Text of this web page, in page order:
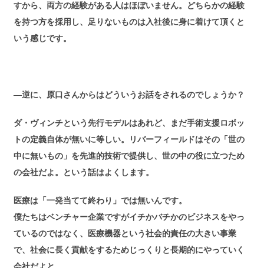
すから、両方の経験がある人はほぼいません。どちらかの経験
を持つ方を採用し、足りないものは入社後に身に着けて頂くと
いう感じです。
―逆に、原口さんからはどういうお話をされるのでしょうか？
ダ・ヴィンチという先行モデルはあれど、まだ手術支援ロボッ
トの定義自体が無いに等しい。リバーフィールドはその「世の
中に無いもの」を先進的技術で提供し、世の中の役に立つため
の会社だよ。という話はよくします。
医療は「一発当てて終わり」では無いんです。
僕たちはベンチャー企業ですがイチかバチかのビジネスをやっ
ているのではなく、医療機器という社会的責任の大きい事業
で、社会に長く貢献をするためじっくりと長期的にやっていく